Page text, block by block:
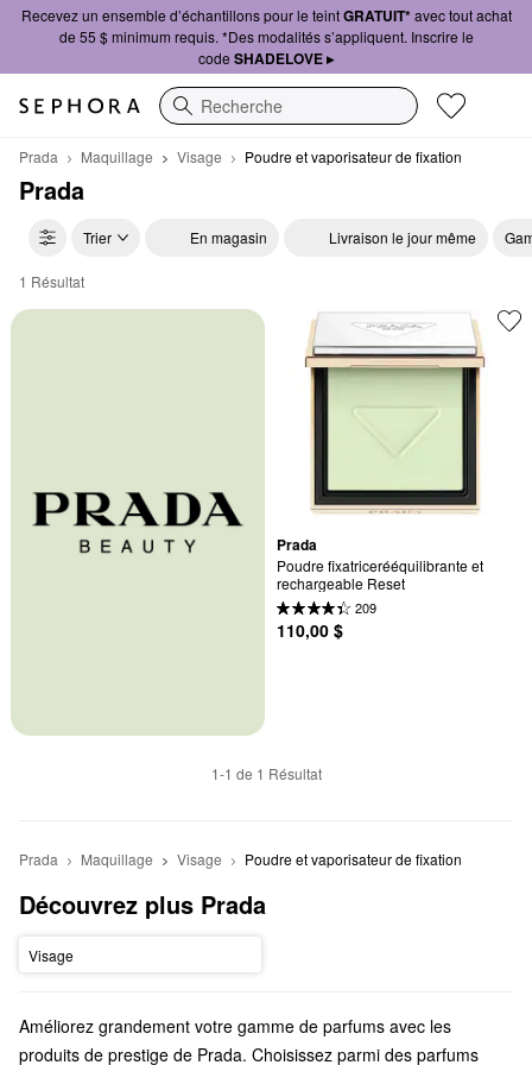
Recevez un ensemble d’échantillons pour le teintGRATUIT*avec tout achat
de 55 $ minimum requis. *Des modalités s’appliquent. Inscrire le
code SHADELOVE ▸
Recherche
Prada Maquillage Visage Poudre et vaporisateur de fixation
Prada
Trier En magasin Livraison le jour même
Prada Poudre et vaporisateur de fixation
1 Résultat
Prada
Poudre fixatricerééquilibrante et
rechargeable Reset
209
110,00 $
1-1 de 1 Résultat
Prada Maquillage Visage Poudre et vaporisateur de fixation
Découvrez plus Prada
Visage
Améliorez grandement votre gamme de parfums avec les
produits de prestige de Prada. Choisissez parmi des parfums